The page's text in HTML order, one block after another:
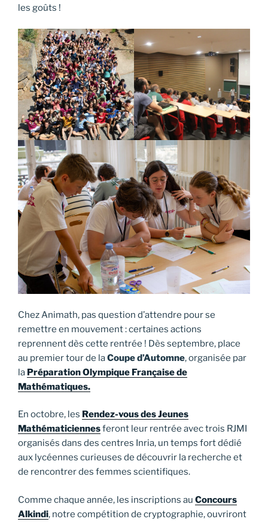
les goûts !
Chez Animath, pas question d’attendre pour se
remettre en mouvement : certaines actions
reprennent dès cette rentrée ! Dès septembre, place
au premier tour de laCoupe d’Automne, organisée par
la Préparation Olympique Française de
Mathématiques.
En octobre, les Rendez-vous des Jeunes
Mathématiciennesferont leur rentrée avec trois RJMI
organisés dans des centres Inria, un temps fort dédié
aux lycéennes curieuses de découvrir la recherche et
de rencontrer des femmes scientifiques.
Comme chaque année, les inscriptions au Concours
Alkindi, notre compétition de cryptographie, ouvriront